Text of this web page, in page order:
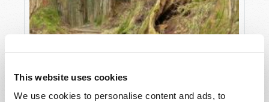
This website uses cookies
We use cookies to personalise content and ads, to